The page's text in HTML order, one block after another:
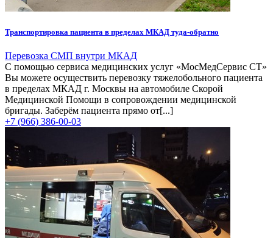
Транспортировка пациента в пределах МКАД туда-обратно
Перевозка СМП внутри МКАД
С помощью сервиса медицинских услуг «МосМедСервис СТ»
Вы можете осуществить перевозку тяжелобольного пациента
в пределах МКАД г. Москвы на автомобиле Скорой
Медицинской Помощи в сопровождении медицинской
бригады. Заберём пациента прямо от[...]
+7 (966) 386-00-03